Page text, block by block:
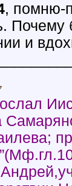
, помню-
и